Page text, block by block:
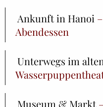
Ankunft in Hanoi
Abendessen
Unterwegs im
Museum & Markt